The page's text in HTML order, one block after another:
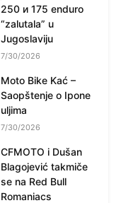
250 и 175 enduro
“zalutala” u
Jugoslaviju
7/30/2026
Moto Bike Kać –
Saopštenje o Ipone
uljima
7/30/2026
CFMOTO i Dušan
Blagojević takmiče
se na Red Bull
Romaniacs